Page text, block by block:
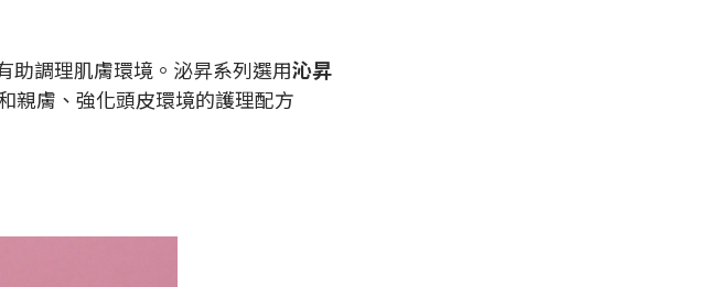
助調理肌膚環境。泌昇系列選用沁昇
親膚、強化頭皮環境的護理配方